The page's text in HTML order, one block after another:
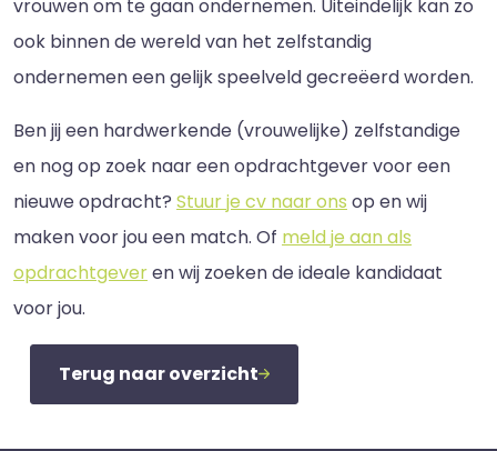
vrouwen om te gaan ondernemen. Uiteindelijk kan zo
ook binnen de wereld van het zelfstandig
ondernemen een gelijk speelveld gecreëerd worden.
Ben jij een hardwerkende (vrouwelijke) zelfstandige
en nog op zoek naar een opdrachtgever voor een
nieuwe opdracht? Stuur je cv naar ons op en wij
maken voor jou een match. Of meld je aan als
opdrachtgeveren wij zoeken de ideale kandidaat
voor jou.
Terug naar overzicht